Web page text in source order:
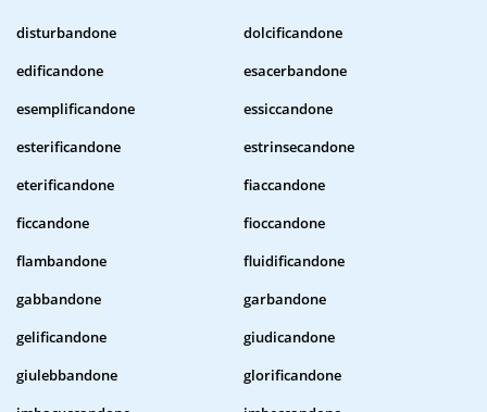
disturbandone
dolcificandone
edificandone
esacerbandone
esemplificandone
essiccandone
esterificandone
estrinsecandone
eterificandone
fiaccandone
ficcandone
fioccandone
flambandone
fluidificandone
gabbandone
garbandone
gelificandone
giudicandone
giulebbandone
glorificandone